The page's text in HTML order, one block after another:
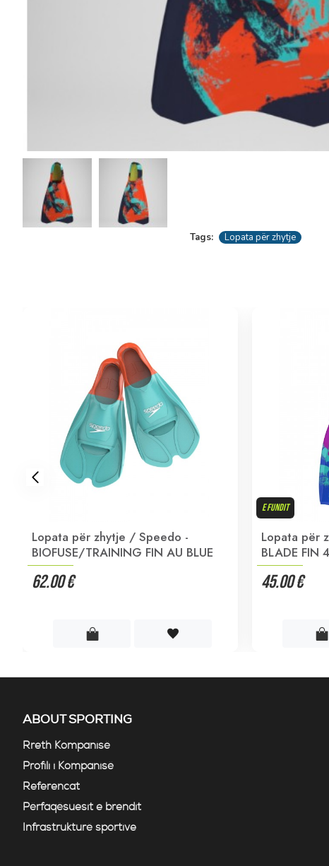
Tags: Lopata për zhytje
Lopata për zhytje / Speedo -
BIOFUSE/TRAINING FIN AU BLUE
62.00 €
E FUNDIT
Lopata për
BLADE FIN
45.00 €
ABOUT SPORTING
Rreth Kompanisë
Profili i Kompanisë
Referencat
Përfaqësuesit e brendit
Infrastrukturë sportive